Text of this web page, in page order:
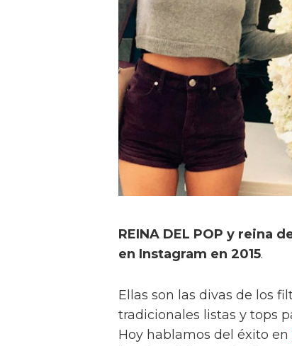
REINA DEL POP y reina
en Instagram en 2015.
Ellas son las divas de los
tradicionales listas y tops
Hoy hablamos del éxito en